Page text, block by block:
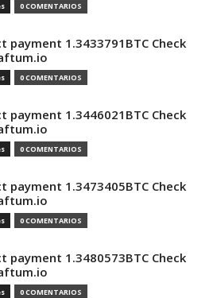
0 COMENTARIOS
payment 1.3433791BTC Check
0 COMENTARIOS
payment 1.3446021BTC Check
0 COMENTARIOS
payment 1.3473405BTC Check
0 COMENTARIOS
payment 1.3480573BTC Check
0 COMENTARIOS